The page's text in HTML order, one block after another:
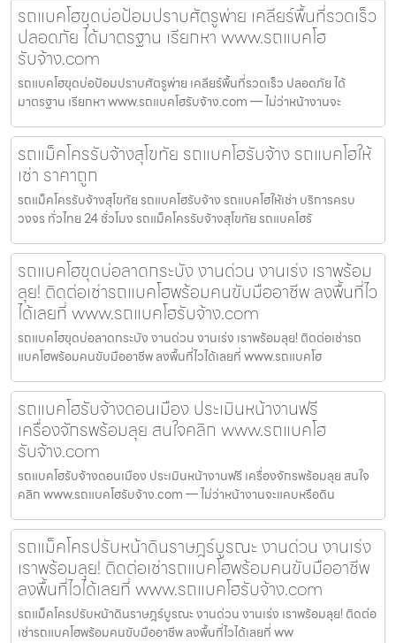
รถแบคโฮขุดบ่อป้อมปราบศัตรูพ่าย เคลียร์พื้นที่รวดเร็ว
ปลอดภัย ได้มาตรฐาน เรียกหา www.รถแบคโฮ
รับจ้าง.com
รถแบคโฮขุดบ่อป้อมปราบศัตรูพ่าย เคลียร์พื้นที่รวดเร็ว ปลอดภัย ได้
มาตรฐาน เรียกหา www.รถแบคโฮรับจ้าง.com — ไม่ว่าหน้างานจะ
รถแม็คโครรับจ้างสุโขทัย รถแบคโฮรับจ้าง รถแบคโฮให้
เช่า ราคาถูก
รถแม็คโครรับจ้างสุโขทัย รถแบคโฮรับจ้าง รถแบคโฮให้เช่า บริการครบ
วงจร ทั่วไทย 24 ชั่วโมง รถแม็คโครรับจ้างสุโขทัย รถแบคโฮรั
รถแบคโฮขุดบ่อลาดกระบัง งานด่วน งานเร่ง เราพร้อม
ลุย! ติดต่อเช่ารถแบคโฮพร้อมคนขับมืออาชีพ ลงพื้นที่ไว
ได้เลยที่ www.รถแบคโฮรับจ้าง.com
รถแบคโฮขุดบ่อลาดกระบัง งานด่วน งานเร่ง เราพร้อมลุย! ติดต่อเช่ารถ
แบคโฮพร้อมคนขับมืออาชีพ ลงพื้นที่ไวได้เลยที่ www.รถแบคโฮ
รถแบคโฮรับจ้างดอนเมือง ประเมินหน้างานฟรี
เครื่องจักรพร้อมลุย สนใจคลิก www.รถแบคโฮ
รับจ้าง.com
รถแบคโฮรับจ้างดอนเมือง ประเมินหน้างานฟรี เครื่องจักรพร้อมลุย สนใจ
คลิก www.รถแบคโฮรับจ้าง.com — ไม่ว่าหน้างานจะแคบหรือดิน
รถแม็คโครปรับหน้าดินราษฎร์บูรณะ งานด่วน งานเร่ง
เราพร้อมลุย! ติดต่อเช่ารถแบคโฮพร้อมคนขับมืออาชีพ
ลงพื้นที่ไวได้เลยที่ www.รถแบคโฮรับจ้าง.com
รถแม็คโครปรับหน้าดินราษฎร์บูรณะ งานด่วน งานเร่ง เราพร้อมลุย! ติดต่อ
เช่ารถแบคโฮพร้อมคนขับมืออาชีพ ลงพื้นที่ไวได้เลยที่ ww